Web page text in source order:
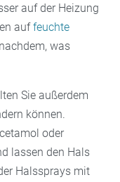
auf der Heizung
auffeuchte
was
Sie außerdem
können.
oder
lassen den Hals
Halssprays mit